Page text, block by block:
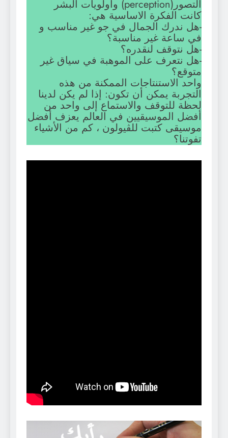
التصور(perception) وأولويات البشر
كانت الفكرة الاساسية هي:
-هل ندرك الجمال في جو غير مناسب و
في ساعة غير مناسبة؟
-هل نتوقف لنقدره؟
-هل نتعرف على الموهبة في سياق غير
متوقع؟
واحد الاستنتاجات الممكنة من هذه
التجربة يمكن أن تكون: إذا لم يكن لدينا
لحظة للتوقف والاستماع إلى واحد من
أفضل الموسيقيين في العالم يعزف أفضل
موسيقى كتبت للڤيولون ، كم من الأشياء
تفوتنا؟